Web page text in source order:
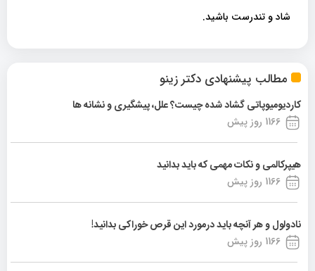
مطالب پیشنهادی دکتر زینو
کاردیومیوپاتی گشاد شده چیست؟ علل، پیشگیری و نشانه ها
1166 روز پیش
هیپرکالمی و نکات مهمی که باید بدانید
1166 روز پیش
نادولول و هر آنچه باید درمورد این قرص خوراکی بدانید!
1166 روز پیش
شاد و تندرست باشید.